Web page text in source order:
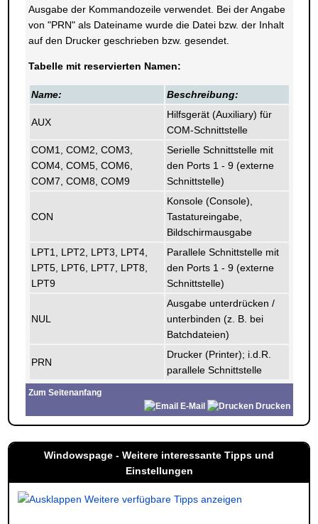
Ausgabe der Kommandozeile verwendet. Bei der Angabe
von "PRN" als Dateiname wurde die Datei bzw. der Inhalt
auf den Drucker geschrieben bzw. gesendet.
Tabelle mit reservierten Namen:
Name: Beschreibung:
AUX
Hilfsgerät (Auxiliary) für
COM-Schnittstelle
COM1, COM2, COM3,
COM4, COM5, COM6,
COM7, COM8, COM9
Serielle Schnittstelle mit
den Ports 1 - 9 (externe
Schnittstelle)
CON
Konsole (Console),
Tastatureingabe,
Bildschirmausgabe
LPT1, LPT2, LPT3, LPT4,
LPT5, LPT6, LPT7, LPT8,
LPT9
Parallele Schnittstelle mit
den Ports 1 - 9 (externe
Schnittstelle)
NUL
Ausgabe unterdrücken /
unterbinden (z. B. bei
Batchdateien)
PRN
Drucker (Printer); i.d.R.
parallele Schnittstelle
Zum Seitenanfang
E-Mail
Drucken
Windowspage - Weitere interessante Tipps und
Einstellungen
Weitere verfügbare Tipps anzeigen